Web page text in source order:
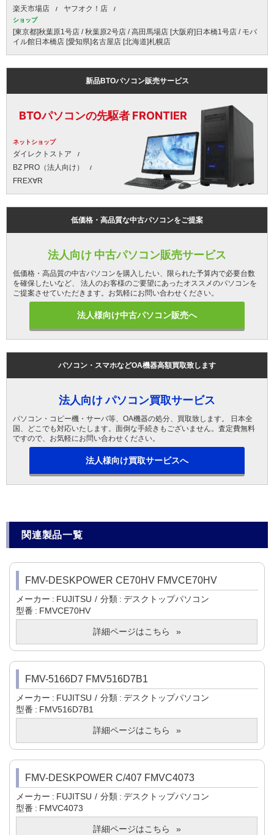
楽天市場店 ヤフオク！店
ショップ
[東京都]秋葉原1号店 / 秋葉原2号店 / 高田馬場店 [大阪府]日本橋1号店 / モバ
イル館日本橋店 [愛知県]名古屋店 [北海道]札幌店
新品BTOパソコン販売サービス
BTOパソコンの先駆者 FRONTIER
ネットショップ
ダイレクトストア
BZ PRO（法人向け）
FREX∀R
低価格・高品質な中古パソコンをご提案
法人向け 中古パソコン販売サービス
低価格・高品質の中古パソコンを購入したい、限られた予算内で必要台数
を確保したいなど、 法人のお客様のご要望にあったオススメのパソコンを
ご提案させていただきます。お気軽にお問い合わせください。
法人様向け中古パソコン販売へ
パソコン・スマホなどOA機器高額買取致します
法人向け パソコン買取サービス
パソコン・コピー機・サーバ等、OA機器の処分、買取致します。 日本全
国、どこでも対応いたします。面倒な手続きもございません。査定費無料
ですので、お気軽にお問い合わせください。
法人様向け買取サービスへ
関連製品一覧
FMV-DESKPOWER CE70HV FMVCE70HV
メーカー FUJITSU 分類
デスクトップパソコン
型番
FMVCE70HV
詳細ページはこちら
FMV-5166D7 FMV516D7B1
メーカー FUJITSU 分類
デスクトップパソコン
型番
FMV516D7B1
詳細ページはこちら
FMV-DESKPOWER C/407 FMVC4073
メーカー FUJITSU 分類
デスクトップパソコン
型番
FMVC4073
詳細ページはこちら